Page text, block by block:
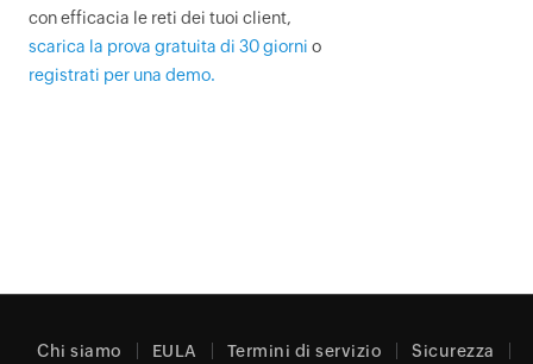
con efficacia le reti dei tuoi client,
scarica la prova gratuita di 30 giorni o
registrati per una demo.
Chi siamo EULA Termini di servizio Sicurezza